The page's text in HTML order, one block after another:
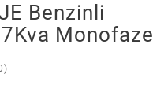
Benzinli
Monofaze